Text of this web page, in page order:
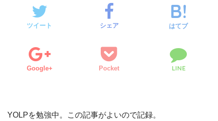
ツイート シェア はてブ
Google+ Pocket LINE
YOLPを勉強中。この記事がよいので記録。